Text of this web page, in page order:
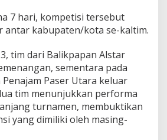
p
e
t
s
i
B
e
r
i
k
7 hari, kompetisi tersebut
antar kabupaten/kota se-kaltim.
tim dari Balikpapan Alstar
sementara pada
Paser Utara keluar
tim menunjukkan performa
turnamen, membuktikan
yang dimiliki oleh masing-